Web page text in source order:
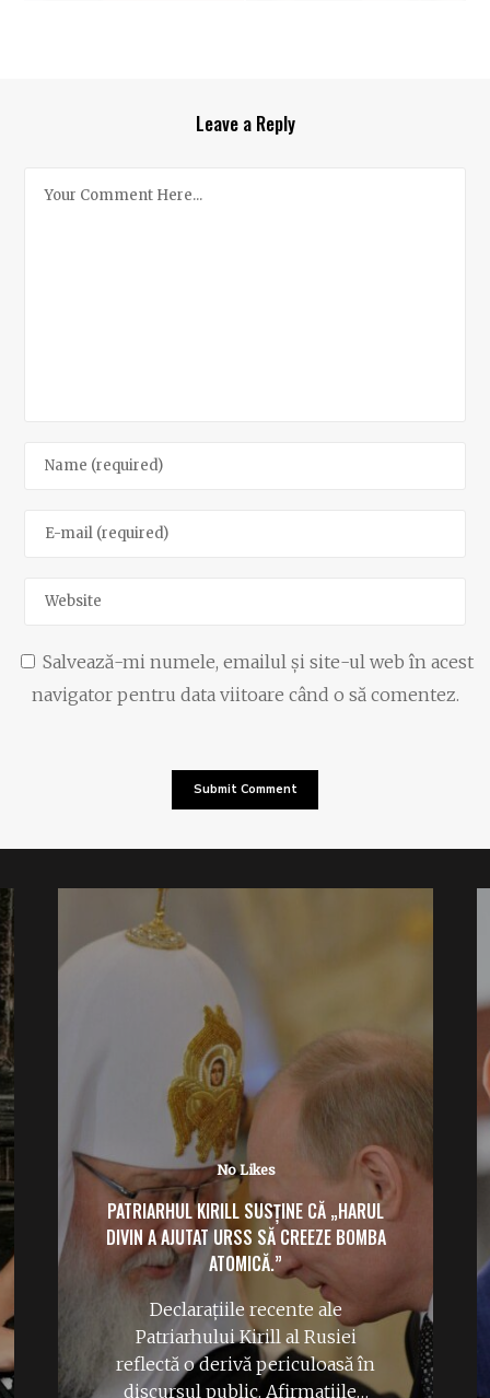
Leave a Reply
Salvează-mi numele, emailul și site-ul web în acest
navigator pentru data viitoare când o să comentez.
No Likes
PATRIARHUL KIRILL SUSȚINE CĂ „HARUL
DIVIN A AJUTAT URSS SĂ CREEZE BOMBA
ATOMICĂ.”
Declarațiile recente ale
Patriarhului Kirill al Rusiei
reflectă o derivă periculoasă în
discursul public. Afirmațiile…